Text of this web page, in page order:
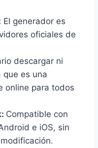
El generador es
oficiales de
descargar ni
que es una
online para todos
Compatible con
e iOS, sin